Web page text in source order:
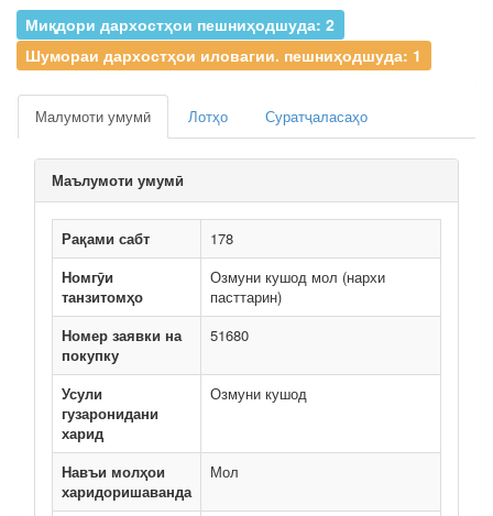
Миқдори дархостҳои пешниҳодшуда: 2
Шумораи дархостҳои иловагии. пешниҳодшуда: 1
Малумоти умумӣ Лотҳо Суратҷаласаҳо
Маълумоти умумӣ
Рақами сабт
178
Номгӯи
танзитомҳо
Озмуни кушод мол (нархи
пасттарин)
Номер заявки на
покупку
51680
Усули
гузаронидани
харид
Озмуни кушод
Навъи молҳои
харидоришаванда
Мол